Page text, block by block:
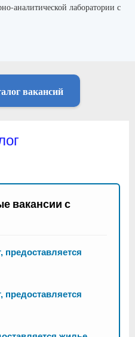
аналитической лаборатории с
вакансий
вакансии с
предоставляется
предоставляется